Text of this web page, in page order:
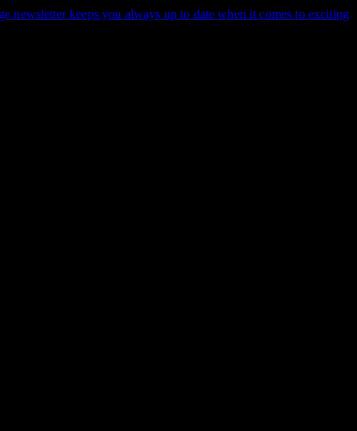
newsletter keeps you always up to date when it comes to exciting